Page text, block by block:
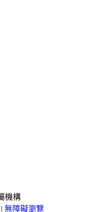
機構
| 無障礙瀏覽